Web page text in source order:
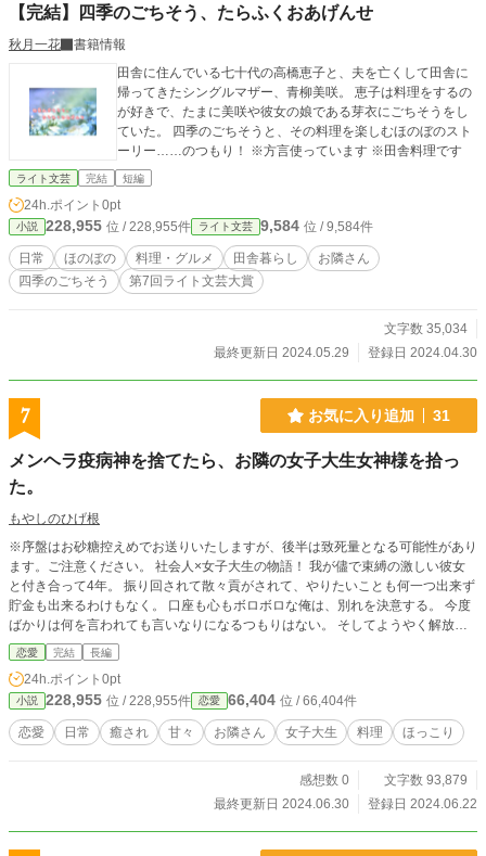
【完結】四季のごちそう、たらふくおあげんせ
秋月一花
書籍情報
田舎に住んでいる七十代の高橋恵子と、夫を亡くして田舎に
帰ってきたシングルマザー、青柳美咲。 恵子は料理をするの
が好きで、たまに美咲や彼女の娘である芽衣にごちそうをし
ていた。 四季のごちそうと、その料理を楽しむほのぼのスト
ーリー……のつもり！ ※方言使っています ※田舎料理です
ライト文芸 完結 短編
24h.ポイント 0pt
小説 228,955 位 / 228,955件 ライト文芸 9,584 位 / 9,584件
日常 ほのぼの 料理・グルメ 田舎暮らし
お隣さん
四季のごちそう
第7回ライト文芸大賞
文字数 35,034
最終更新日 2024.05.29
登録日 2024.04.30
7 お気に入り追加 31
メンヘラ疫病神を捨てたら、お隣の女子大生女神様を拾っ
た。
もやしのひげ根
※序盤はお砂糖控えめでお送りいたしますが、後半は致死量となる可能性があり
ます。ご注意ください。 社会人×女子大生の物語！ 我が儘で束縛の激しい彼女
と付き合って4年。 振り回されて散々貢がされて、やりたいことも何一つ出来ず
貯金も出来るわけもなく。 口座も心もボロボロな俺は、別れを決意する。 今度
ばかりは何を言われても言いなりになるつもりはない。 そしてようやく解放さ
れ、もう恋愛はこりごりだし1人を満喫するぞー！と思った矢先に1人の女性と
出会う。 隣に住んでいる大学生が鍵を失くして家に入れないということらし
い。しかもスマホは家の中に置き去り、と。 見捨てるわけにもいかずに助ける
と、そのお礼と言われて手作りのご飯をご馳走になる。 あまりの美味しさに絶
賛すると、何故か毎日作ってくれることになった。 さらには同じ趣味のゲーム
で意気投合し、仲を深めていく。 優しくゲームも料理もプロ級の腕前。だけど
恋愛 完結 長編
24h.ポイント 0pt
小説 228,955 位 / 228,955件 恋愛 66,404 位 / 66,404件
恋愛 日常 癒され 甘々 お隣さん 女子大生 料理 ほっこり
感想数 0
文字数 93,879
最終更新日 2024.06.30
登録日 2024.06.22